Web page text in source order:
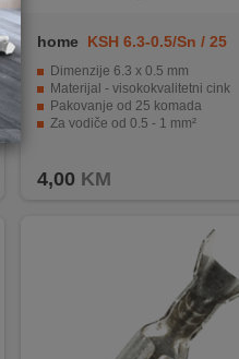
home KSH 6.3-0.5/Sn / 25
Dimenzije 6.3 x 0.5 mm
Materijal - visokokvalitetni cink
Pakovanje od 25 komada
Za vodiče od 0.5 - 1 mm²
4,00 KM